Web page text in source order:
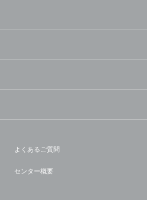
よくあるご質問
センター概要